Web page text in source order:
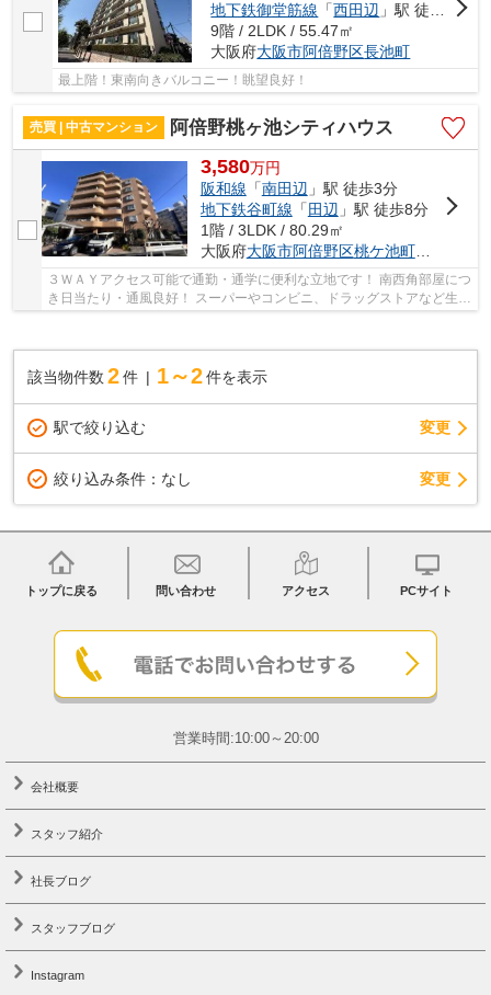
地下鉄御堂筋線 「西田辺 」駅 徒歩8分
9階 / 2LDK / 55.47㎡
大阪府大阪市阿倍野区長池町
最上階！東南向きバルコニー！眺望良好！
売買 | 中古マンション 阿倍野桃ヶ池シティハウス
3,580万円
阪和線 「南田辺 」駅 徒歩3分
地下鉄谷町線 「 田辺 」駅 徒歩8分
1階 / 3LDK / 80.29㎡
大阪府大阪市阿倍野区桃ケ池町２丁目
３ＷＡＹアクセス可能で通勤・通学に便利な立地です！ 南西角部屋につ
き日当たり・通風良好！ スーパーやコンビニ、ドラッグストアなど生活
該当物件数 2件 1～2 件を表示
駅で絞り込む 変更
絞り込み条件： なし 変更
トップに戻る 問い合わせ アクセス PCサイト
営業時間:10:00～20:00
会社概要
スタッフ紹介
社長ブログ
スタッフブログ
Instagram